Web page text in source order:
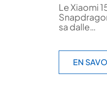
Le Xiaomi
sa dalle…
EN